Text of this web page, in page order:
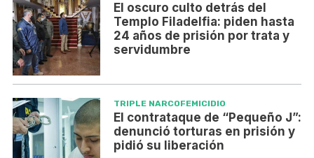
El oscuro culto detrás del
Templo Filadelfia: piden hasta
24 años de prisión por trata y
servidumbre
TRIPLE NARCOFEMICIDIO
El contrataque de “Pequeño J”:
denunció torturas en prisión y
pidió su liberación